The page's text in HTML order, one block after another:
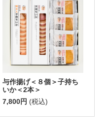
与作揚げ＜８個＞子持ち
いか＜2本＞
7,800円 (税込)